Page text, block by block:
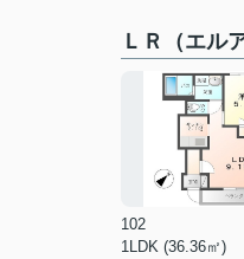
ＬＲ（エル
102
1LDK (36.36㎡)